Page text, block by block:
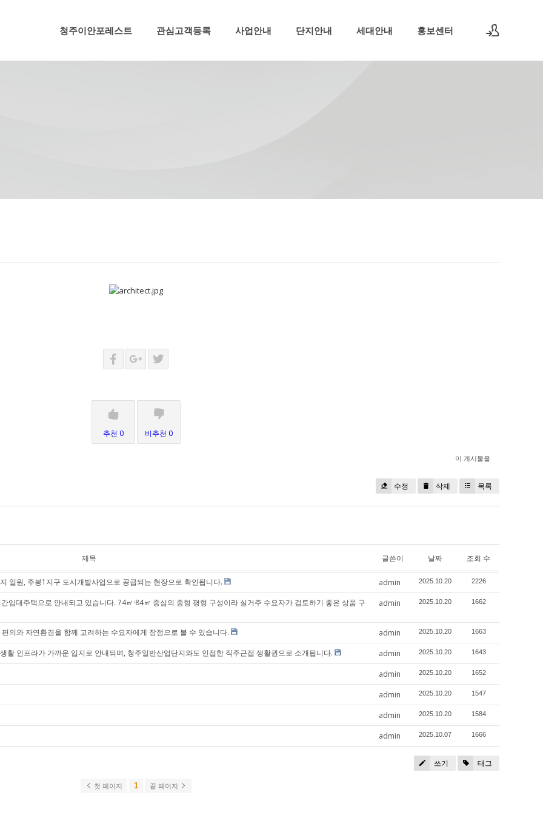
청주이안포레스트 관심고객등록 사업안내 단지안내 세대안내 홍보센터
추천 0 비추천 0
이 게시물을
수정 삭제 목록
제목 글쓴이 날짜 조회 수
일원, 주봉1지구 도시개발사업으로 공급되는 현장으로 확인됩니다. admin 2025.10.20 2226
임대주택으로 안내되고 있습니다. 74㎡·84㎡ 중심의 중형 평형 구성이라 실거주 수요자가 검토하기 좋은 상품 구 admin 2025.10.20 1662
의와 자연환경을 함께 고려하는 수요자에게 장점으로 볼 수 있습니다. admin 2025.10.20 1663
활 인프라가 가까운 입지로 안내되며, 청주일반산업단지와도 인접한 직주근접 생활권으로 소개됩니다. admin 2025.10.20 1643
admin 2025.10.20 1652
admin 2025.10.20 1547
admin 2025.10.20 1584
admin 2025.10.07 1666
쓰기 태그
첫 페이지 1 끝 페이지